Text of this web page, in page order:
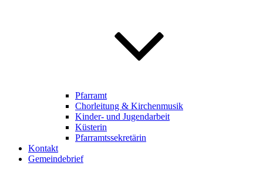
Pfarramt
Chorleitung & Kirchenmusik
Kinder- und Jugendarbeit
Küsterin
Pfarramtssekretärin
Kontakt
Gemeindebrief